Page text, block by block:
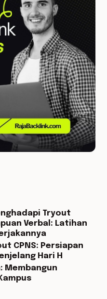
Tryout
Verbal: Latihan
CPNS: Persiapan
Hari H
Membangun